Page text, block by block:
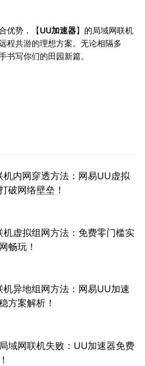
优势，【UU加速器】的局域网联机
程共游的理想方案。无论相隔多
书写你们的田园新篇。
机内网穿透方法：网易UU虚拟
破网络壁垒！
机虚拟组网方法：免费零门槛实
畅玩！
机异地组网方法：网易UU加速
方案解析！
域网联机失败：UU加速器免费